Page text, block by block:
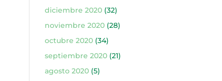
diciembre 2020(32)
noviembre 2020(28)
octubre 2020(34)
septiembre 2020(21)
agosto 2020(5)